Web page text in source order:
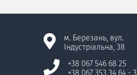
м. Березань, вул.
Індустріальна, 38
+38 067 546 68 25
+38 067 353 34 64 - З